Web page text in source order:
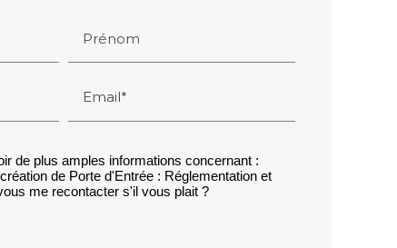
Prénom
Email*